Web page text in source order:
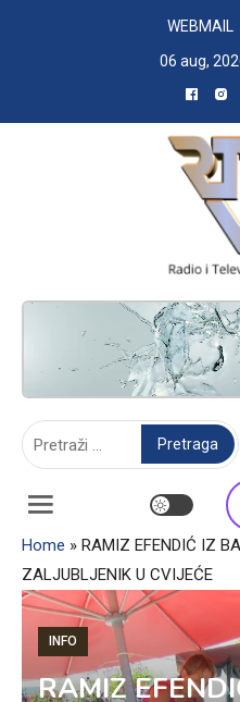
WEBMAIL
06 aug,
RADIO
Home » RAMIZ EFENDIĆ IZ
ZALJUBLJENIK U CVIJEĆE
INFO
RAMIZ